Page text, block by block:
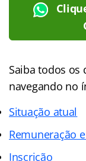
Saiba todos os
navegando no
Situação atual
Remuneração
Inscrição